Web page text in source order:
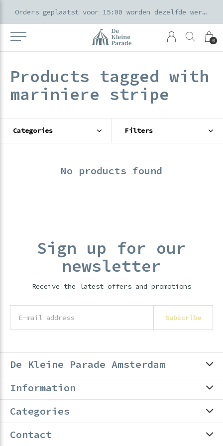
0
Orders geplaatst voor 15:00 worden dezelfde werkdag verzonden
Products tagged with
mariniere stripe
Categories Filters
No products found
Sign up for our
newsletter
Receive the latest offers and promotions
Subscribe
De Kleine Parade Amsterdam
Information
Categories
Contact